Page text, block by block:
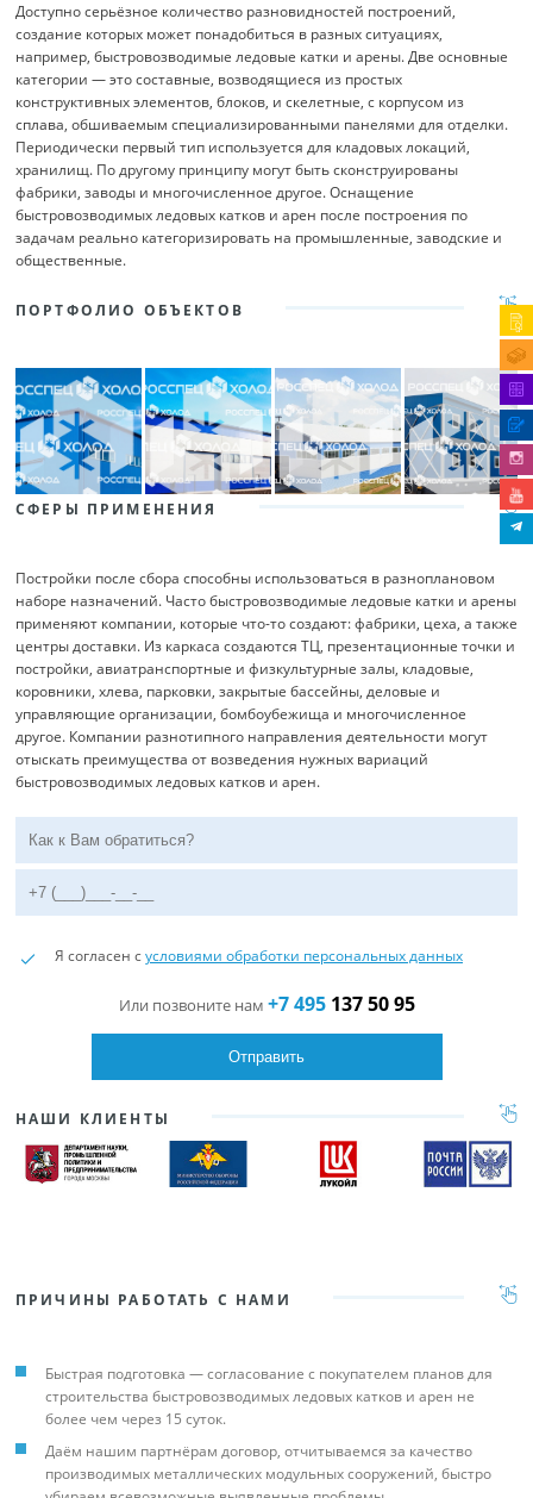
Доступно серьёзное количество разновидностей построений,
создание которых может понадобиться в разных ситуациях,
например, быстровозводимые ледовые катки и арены. Две основные
категории — это составные, возводящиеся из простых
конструктивных элементов, блоков, и скелетные, с корпусом из
сплава, обшиваемым специализированными панелями для отделки.
Периодически первый тип используется для кладовых локаций,
хранилищ. По другому принципу могут быть сконструированы
фабрики, заводы и многочисленное другое. Оснащение
быстровозводимых ледовых катков и арен после построения по
задачам реально категоризировать на промышленные, заводские и
общественные.
ПОРТФОЛИО ОБЪЕКТОВ
СФЕРЫ ПРИМЕНЕНИЯ
Постройки после сбора способны использоваться в разноплановом
наборе назначений. Часто быстровозводимые ледовые катки и арены
применяют компании, которые что-то создают: фабрики, цеха, а также
центры доставки. Из каркаса создаются ТЦ, презентационные точки и
постройки, авиатранспортные и физкультурные залы, кладовые,
коровники, хлева, парковки, закрытые бассейны, деловые и
управляющие организации, бомбоубежища и многочисленное
другое. Компании разнотипного направления деятельности могут
отыскать преимущества от возведения нужных вариаций
быстровозводимых ледовых катков и арен.
Я согласен сусловиями обработки персональных данных
Или позвоните нам +7 495137 50 95
НАШИ КЛИЕНТЫ
ПРИЧИНЫ РАБОТАТЬ С НАМИ
Быстрая подготовка — согласование с покупателем планов для
строительства быстровозводимых ледовых катков и арен не
более чем через 15 суток.
Даём нашим партнёрам договор, отчитываемся за качество
производимых металлических модульных сооружений, быстро